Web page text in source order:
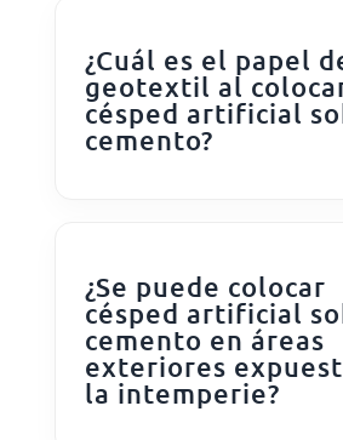
¿Cuál es el papel
geotextil al
césped artificial
cemento?
¿Se puede colocar
césped artificial
cemento en áreas
exteriores
la intemperie?